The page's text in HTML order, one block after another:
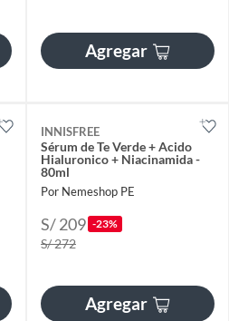
Agregar
INNISFREE
Sérum de Te Verde + Acido
Hialuronico + Niacinamida -
80ml
Por Nemeshop PE
S/ 209 -23%
S/ 272
Agregar